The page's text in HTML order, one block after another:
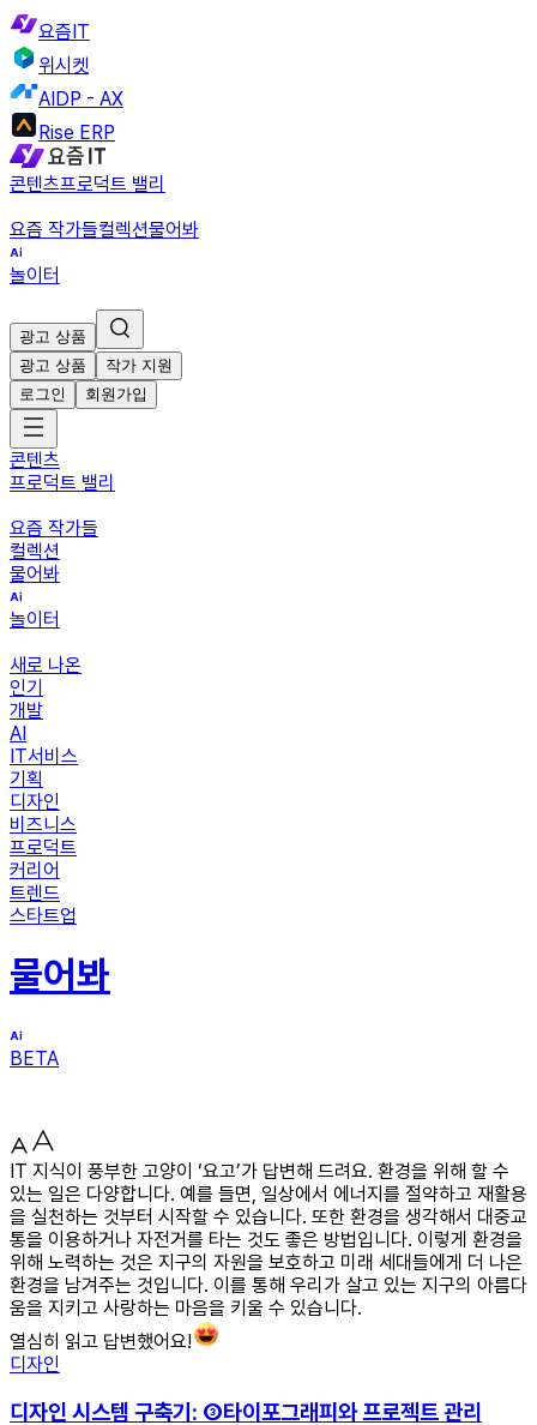
요즘IT
위시켓
AIDP - AX
Rise ERP
콘텐츠프로덕트 밸리
요즘 작가들컬렉션물어봐
놀이터
광고 상품
광고 상품
작가 지원
로그인
회원가입
콘텐츠
프로덕트 밸리
요즘 작가들
컬렉션
물어봐
놀이터
새로 나온
인기
개발
AI
IT서비스
기획
디자인
비즈니스
프로덕트
커리어
트렌드
스타트업
물어봐
BETA
IT 지식이 풍부한 고양이 ‘요고’가 답변해 드려요. 환경을 위해 할 수
있는 일은 다양합니다. 예를 들면, 일상에서 에너지를 절약하고 재활용
을 실천하는 것부터 시작할 수 있습니다. 또한 환경을 생각해서 대중교
통을 이용하거나 자전거를 타는 것도 좋은 방법입니다. 이렇게 환경을
위해 노력하는 것은 지구의 자원을 보호하고 미래 세대들에게 더 나은
환경을 남겨주는 것입니다. 이를 통해 우리가 살고 있는 지구의 아름다
움을 지키고 사랑하는 마음을 키울 수 있습니다.
열심히 읽고 답변했어요!
디자인
디자인 시스템 구축기: ③타이포그래피와 프로젝트 관리